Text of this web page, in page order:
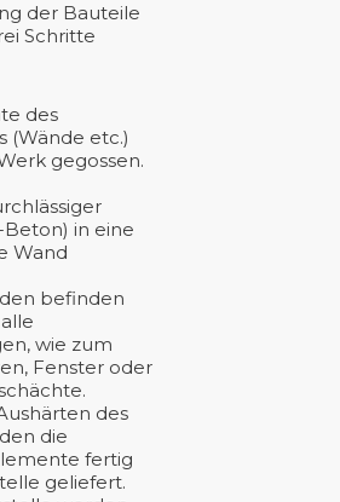
der Bauteile
Schritte
des
(Wände etc.)
gegossen.
in eine
Wand
befinden
wie zum
Fenster oder
des
die
fertig
geliefert.